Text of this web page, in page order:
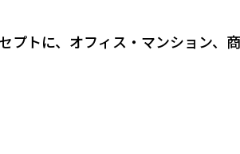
トに、オフィス・マンション、